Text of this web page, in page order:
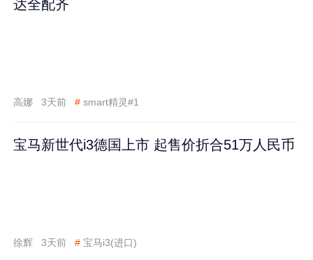
达全配齐
高娜 3天前 # smart精灵#1
宝马新世代i3德国上市 起售价折合51万人民币
徐辉 3天前 # 宝马i3(进口)